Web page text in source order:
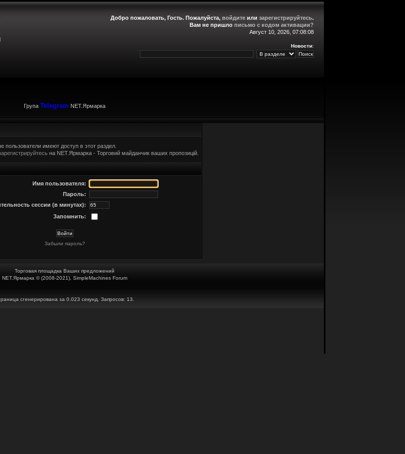
Добро пожаловать, Гость. Пожалуйста, войдите или зарегистрируйтесь.
Вам не пришло письмо с кодом активации?
Август 10, 2026, 07:08:08
Новости:
Група Telegram NET.Ярмарка
пользователи имеют доступ в этот раздел.
на NET.Ярмарка - Торговий майданчик ваших пропозицій.
Имя пользователя:
Пароль:
сессии (в минутах):
Запомнить:
Забыли пароль?
Торговая площадка Ваших предложений
NET.Ярмарка © (2008-2021), SimpleMachines Forum
сгенерирована за 0.023 секунд. Запросов: 13.